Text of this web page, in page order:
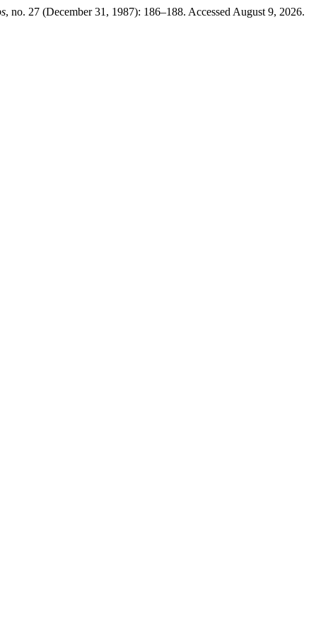
, no. 27 (December 31, 1987): 186–188. Accessed August 9, 2026.